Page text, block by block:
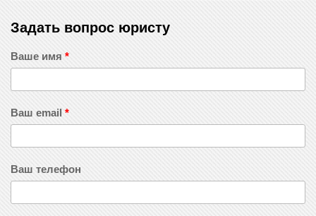
Задать вопрос юристу
Ваше имя *
Ваш email *
Ваш телефон